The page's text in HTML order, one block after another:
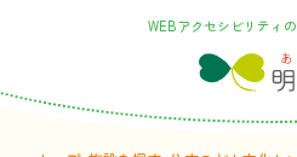
WEBアクセシビリティの